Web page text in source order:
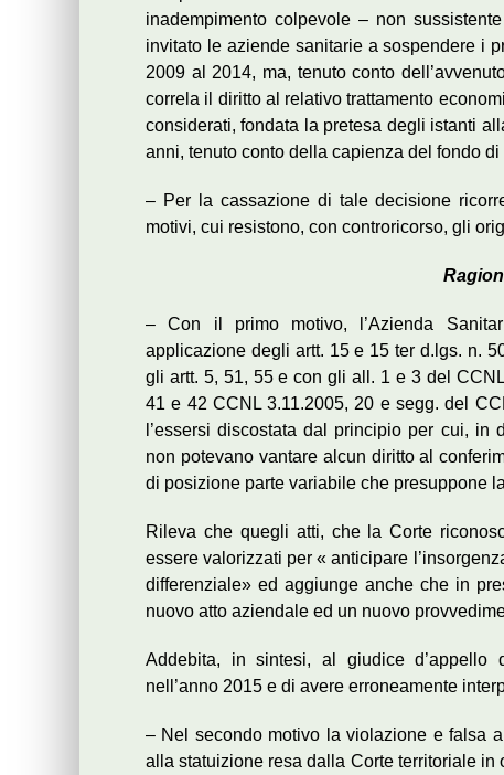
inadempimento colpevole – non
invitato le aziende sanitarie a sospendere i
2009 al 2014, ma, tenuto conto
correla il diritto al relativo trattamento
considerati, fondata la pretesa degli istanti
anni, tenuto conto della capienza del fondo
– Per la cassazione di tale decisione
motivi, cui resistono, con controricorso, gli
– Con il primo motivo, l’Azienda
applicazione degli artt. 15 e 15 ter d.lgs. n.
gli artt. 5, 51, 55 e con gli all. 1 e 3 del
41 e 42 CCNL 3.11.2005, 20 e segg. del
l’essersi discostata dal principio per cui,
non potevano vantare alcun diritto al
di posizione parte variabile che presuppone
Rileva che quegli atti, che la Corte
essere valorizzati per « anticipare
differenziale» ed aggiunge anche che in
nuovo atto aziendale ed un nuovo
Addebita, in sintesi, al giudice d’appello
nell’anno 2015 e di avere erroneamente
– Nel secondo motivo la violazione e falsa
alla statuizione resa dalla Corte territoriale